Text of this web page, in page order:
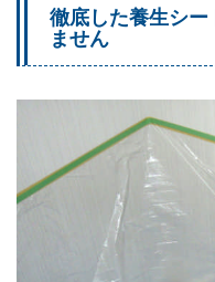
徹底した養生シ
ません